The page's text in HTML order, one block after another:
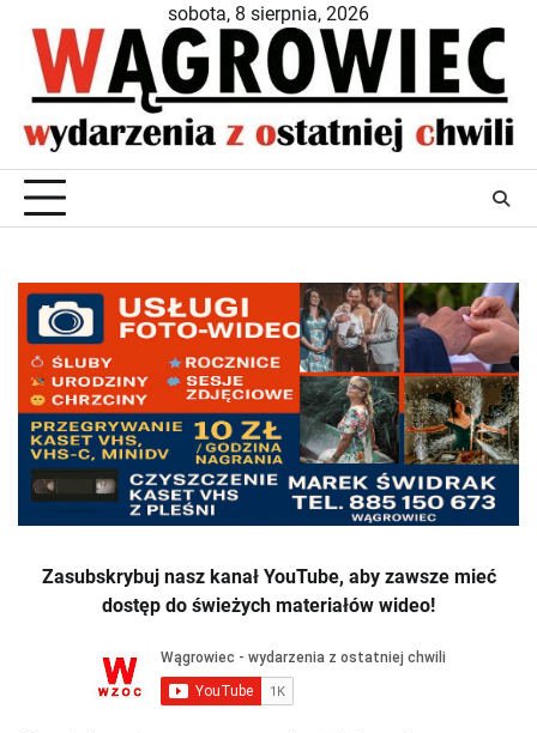
content
sobota, 8 sierpnia, 2026
Zasubskrybuj nasz kanał YouTube, aby zawsze mieć
dostęp do świeżych materiałów wideo!